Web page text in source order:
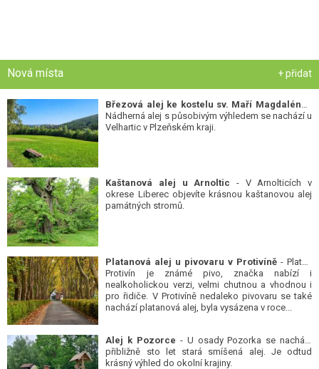
Nová místa + přidat
Březová alej ke kostelu sv. Maří Magdalény-
Nádherná alej s působivým výhledem se nachází u
Velhartic v Plzeňském kraji.
Kaštanová alej u Arnoltic - V Arnolticích v
okrese Liberec objevíte krásnou kaštanovou alej
památných stromů.
Platanová alej u pivovaru v Protivíně - Platan
Protivín je známé pivo, značka nabízí i
nealkoholickou verzi, velmi chutnou a vhodnou i
pro řidiče. V Protivíně nedaleko pivovaru se také
nachází platanová alej, byla vysázena v roce...
Alej k Pozorce - U osady Pozorka se nachází
přibližně sto let stará smíšená alej. Je odtud
krásný výhled do okolní krajiny.